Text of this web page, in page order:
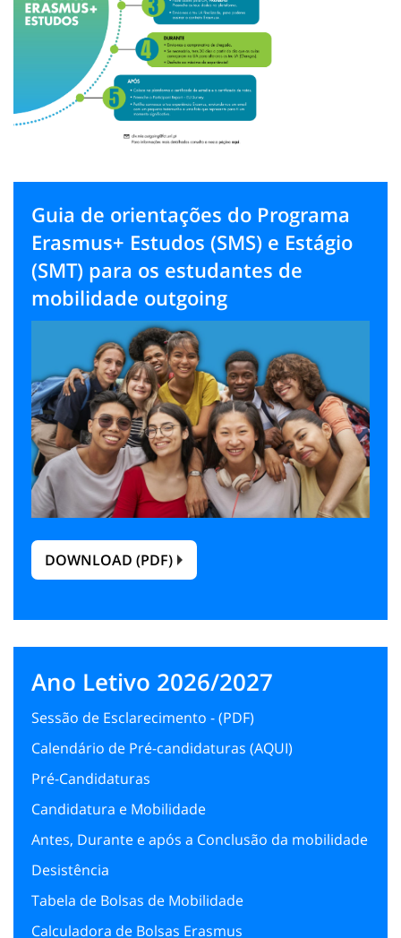
Guia de orientações do Programa
Erasmus+ Estudos (SMS) e Estágio
(SMT) para os estudantes de
mobilidade outgoing
DOWNLOAD (PDF)
Ano Letivo 2026/2027
Sessão de Esclarecimento - (PDF)
Calendário de Pré-candidaturas (AQUI)
Pré-Candidaturas
Candidatura e Mobilidade
Antes, Durante e após a Conclusão da mobilidade
Desistência
Tabela de Bolsas de Mobilidade
Calculadora de Bolsas Erasmus